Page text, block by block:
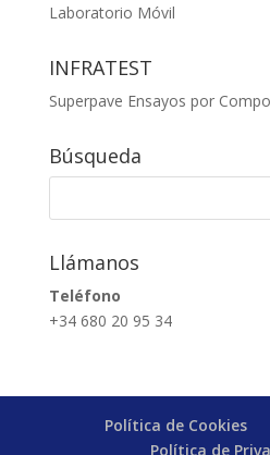
Laboratorio Móvil
INFRATEST
Superpave Ensayos por
Búsqueda
Llámanos
Teléfono
+34 680 20 95 34
Política de Cookies
Política de